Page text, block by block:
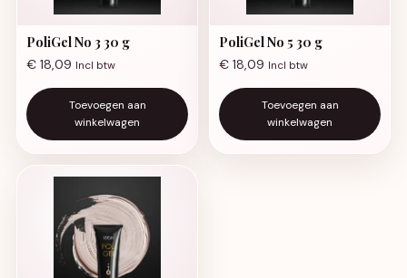
PoliGel No 3 30 g
€ 18,09 Incl btw
Toevoegen aan
winkelwagen
PoliGel No 5 30 g
€ 18,09 Incl btw
Toevoegen aan
winkelwagen